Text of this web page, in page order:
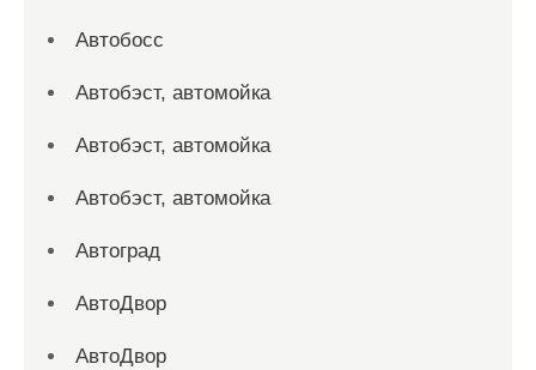
Автобосс
Автобэст, автомойка
Автобэст, автомойка
Автобэст, автомойка
Автоград
АвтоДвор
АвтоДвор